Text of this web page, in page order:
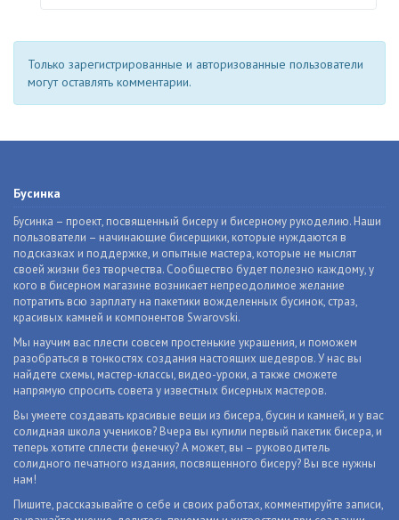
Только зарегистрированные и авторизованные пользователи
могут оставлять комментарии.
Бусинка
Бусинка – проект, посвященный бисеру и бисерному рукоделию. Наши
пользователи – начинающие бисерщики, которые нуждаются в
подсказках и поддержке, и опытные мастера, которые не мыслят
своей жизни без творчества. Сообщество будет полезно каждому, у
кого в бисерном магазине возникает непреодолимое желание
потратить всю зарплату на пакетики вожделенных бусинок, страз,
красивых камней и компонентов Swarovski.
Мы научим вас плести совсем простенькие украшения, и поможем
разобраться в тонкостях создания настоящих шедевров. У нас вы
найдете схемы, мастер-классы, видео-уроки, а также сможете
напрямую спросить совета у известных бисерных мастеров.
Вы умеете создавать красивые вещи из бисера, бусин и камней, и у вас
солидная школа учеников? Вчера вы купили первый пакетик бисера, и
теперь хотите сплести фенечку? А может, вы – руководитель
солидного печатного издания, посвященного бисеру? Вы все нужны
нам!
Пишите, рассказывайте о себе и своих работах, комментируйте записи,